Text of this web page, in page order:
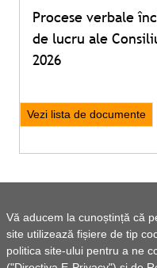
Vă aducem la cunoștință că
site utilizează fișiere de tip
politica site-ului pentru a ne
Procese verbale
de lucru ale
2026
Vezi lista de documente